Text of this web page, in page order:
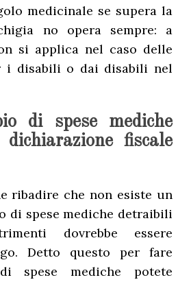
medicinale se supera la
no opera sempre: a
si applica nel caso delle
i disabili o dai disabili nel
di spese mediche
fiscale
ribadire che non esiste un
di spese mediche detraibili
dovrebbe essere
Detto questo per fare
spese mediche potete